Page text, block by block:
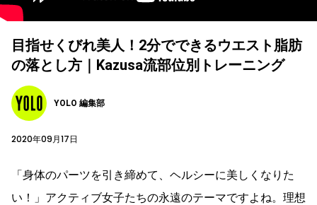
目指せくびれ美人！2分でできるウエスト脂肪
の落とし方｜Kazusa流部位別トレーニング
YOLO 編集部
2020年09月17日
「身体のパーツを引き締めて、ヘルシーに美しくなりた
い！」アクティブ女子たちの永遠のテーマですよね。理想